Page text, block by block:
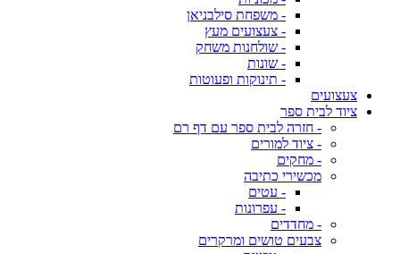
- משפחת סילבניאן
- צעצועים מעץ
- שולחנות משחק
- שונות
- תינוקות ופעוטות
צעצועים
ציוד לבית ספר
- חזרה לבית ספר עם דף רם
- ציוד למורים
- מחקים
מכשירי כתיבה
- עטים
- עפרונות
- מחדדים
צבעים טושים ומרקרים